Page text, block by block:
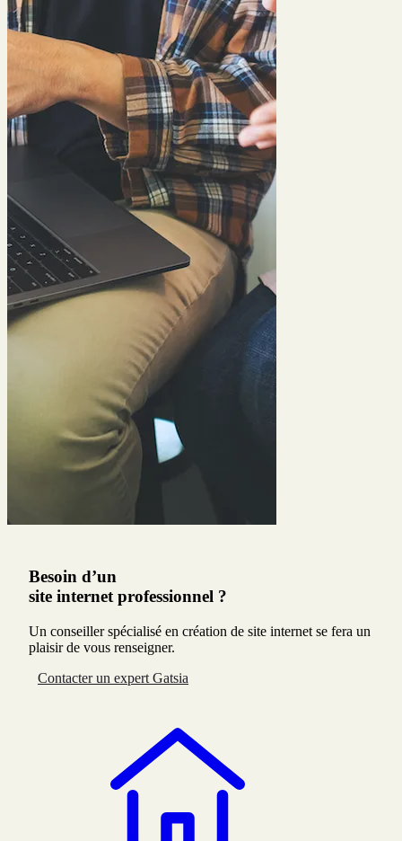
Site Coach sportif
Galeries d'art
Besoin d’un
site internet professionnel ?
Un conseiller spécialisé en création de site internet se fera un
plaisir de vous renseigner.
Contacter un expert Gatsia